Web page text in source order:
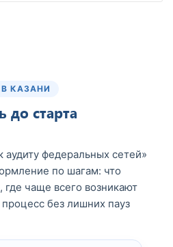
КАЗАНИ
до старта
аудиту федеральных сетей»
по шагам: что
где чаще всего возникают
без лишних пауз